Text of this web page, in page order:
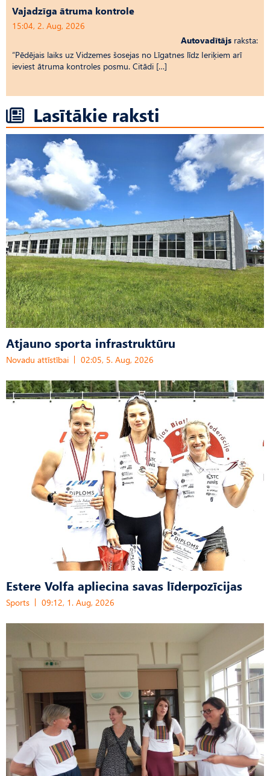
Vajadzīga ātruma kontrole
15:04, 2. Aug, 2026
Autovadītājs raksta:
“Pēdējais laiks uz Vid­ze­mes šosejas no Līgatnes līdz Ieriķiem arī
ieviest ātruma kontroles posmu. Citādi […]
Lasītākie raksti
Atjauno sporta infrastruktūru
Novadu attīstībai 02:05, 5. Aug, 2026
Estere Volfa apliecina savas līderpozīcijas
Sports 09:12, 1. Aug, 2026